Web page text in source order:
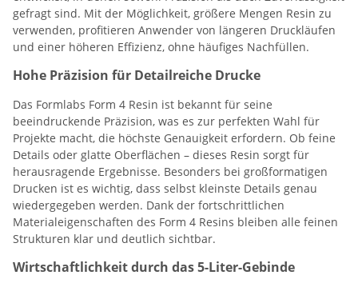
gefragt sind. Mit der Möglichkeit, größere Mengen Resin zu
verwenden, profitieren Anwender von längeren Druckläufen
und einer höheren Effizienz, ohne häufiges Nachfüllen.
Hohe Präzision für Detailreiche Drucke
Das Formlabs Form 4 Resin ist bekannt für seine
beeindruckende Präzision, was es zur perfekten Wahl für
Projekte macht, die höchste Genauigkeit erfordern. Ob feine
Details oder glatte Oberflächen – dieses Resin sorgt für
herausragende Ergebnisse. Besonders bei großformatigen
Drucken ist es wichtig, dass selbst kleinste Details genau
wiedergegeben werden. Dank der fortschrittlichen
Materialeigenschaften des Form 4 Resins bleiben alle feinen
Strukturen klar und deutlich sichtbar.
Wirtschaftlichkeit durch das 5-Liter-Gebinde